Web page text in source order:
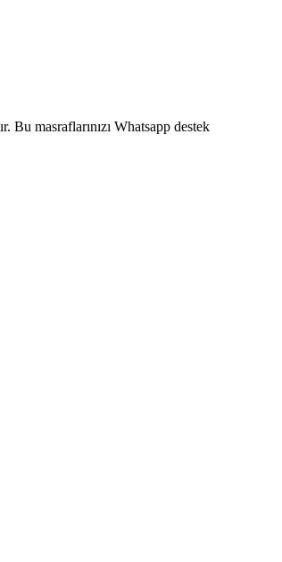
Bu masraflarınızı Whatsapp destek